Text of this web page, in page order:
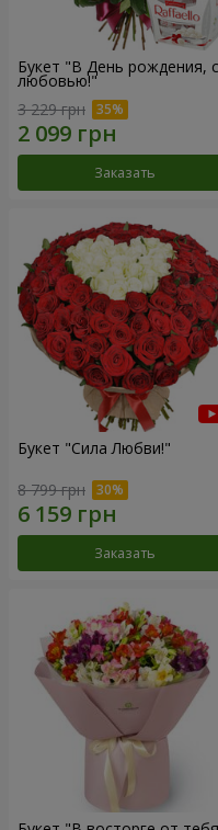
Букет "В День рождения, с
любовью!"
3 229 грн
Заказать
Букет "Сила Любви!"
8 799 грн
Заказать